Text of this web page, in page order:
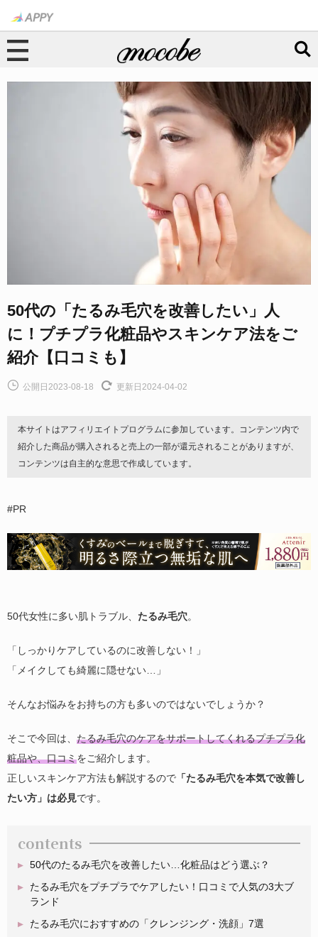
50代の「たるみ毛穴を改善したい」人
に！プチプラ化粧品やスキンケア法をご
紹介【口コミも】
公開日2023-08-18 更新日2024-04-02
本サイトはアフィリエイトプログラムに参加しています。コンテンツ内で
紹介した商品が購入されると売上の一部が還元されることがありますが、
コンテンツは自主的な意思で作成しています。
#PR
50代女性に多い肌トラブル、 たるみ毛穴。
「しっかりケアしているのに改善しない！」
「メイクしても綺麗に隠せない…」
そんなお悩みをお持ちの方も多いのではないでしょうか？
そこで今回は、 たるみ毛穴のケアをサポートしてくれるプチプラ化
粧品や、口コミをご紹介します。
正しいスキンケア方法も解説するので 「たるみ毛穴を本気で改善し
たい方」は必見です。
contents
50代のたるみ毛穴を改善したい…化粧品はどう選ぶ？
たるみ毛穴をプチプラでケアしたい！口コミで人気の3大ブ
ランド
たるみ毛穴におすすめの「クレンジング・洗顔」7選